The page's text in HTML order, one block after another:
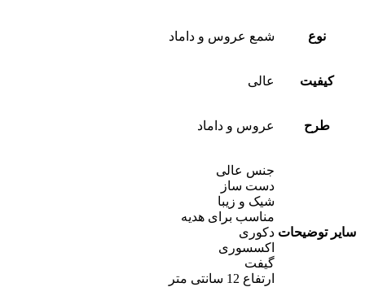
نوع شمع عروس و داماد
کیفیت عالی
طرح عروس و داماد
سایر توضیحات
جنس عالی
دست ساز
شیک و زیبا
مناسب برای هدیه
دکوری
اکسسوری
گیفت
ارتفاع 12 سانتی متر